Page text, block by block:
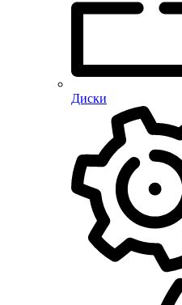
Диски